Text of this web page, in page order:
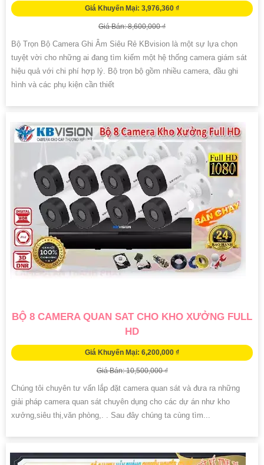
Giá Khuyến Mại: 3,976,360 ₫
Giá Bán: 8,600,000 ₫
Bộ Trọn Bộ Camera Ghi Âm Siêu Rẻ KBvision là một sự lựa chọn
tuyệt vời cho những ai đang tìm kiếm một hệ thống camera giám sát
hiệu quả với chi phí hợp lý. Bộ trọn bộ gồm nhiều camera, đầu ghi
hình và các phụ kiện cần thiết
BỘ 8 CAMERA QUAN SAT CHO KHO XƯỞNG FULL
HD
Giá Khuyến Mại: 6,200,000 ₫
Giá Bán: 10,500,000 ₫
Chúng tôi chuyên tư vấn lắp đặt camera quan sát và đưa ra những
giải pháp camera quan sát chuyên dụng cho các dự án như kho
xưởng,siêu thị,văn phòng,. . Sau đây chúng ta cùng tìm...